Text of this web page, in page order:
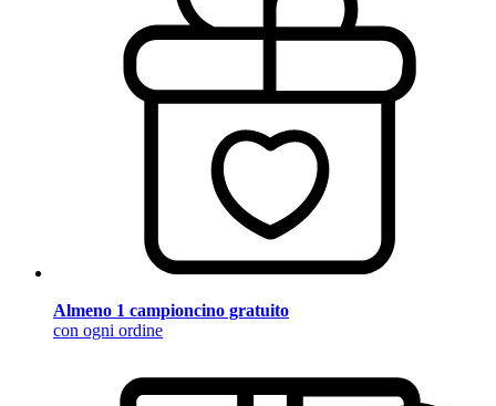
Almeno 1 campioncino gratuito
con ogni ordine